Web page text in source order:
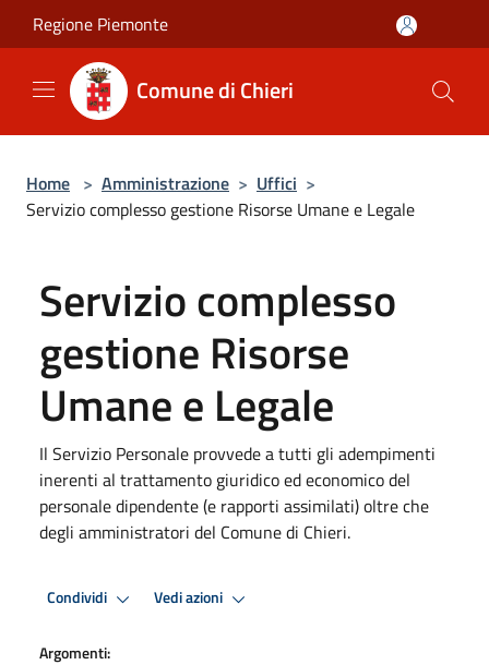
Salta al contenuto principale
Regione Piemonte
Comune di Chieri
Home > Amministrazione > Uffici >
Servizio complesso gestione Risorse Umane e Legale
Servizio complesso
gestione Risorse
Umane e Legale
Il Servizio Personale provvede a tutti gli adempimenti
inerenti al trattamento giuridico ed economico del
personale dipendente (e rapporti assimilati) oltre che
degli amministratori del Comune di Chieri.
Condividi Vedi azioni
Argomenti: